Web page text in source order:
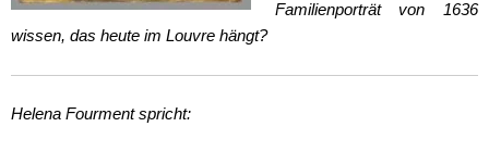
Familienporträt von 1636
wissen, das heute im Louvre hängt?
Helena Fourment spricht: